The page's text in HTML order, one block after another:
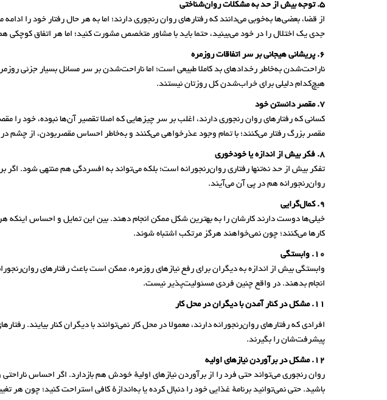
5. توجه بیش از حد به مشکلات روان‌شناختی
از قضا، بعضی‌ها به‌خوبی می‌دانند که رفتارهای روان رنجوری دارند؛ اما به هر حال رفتار خود را
جدی یک اختلال را در خود می‌بینید، حتما باید با مشاور متخصص مشورت کنید؛ اما هر اتفاق کوچکی
6. پریشانی هیجانی بر سر اتفاقات روزمره
ناراحت‌شدن به‌خاطر رخدادهای بد کاملا طبیعی است؛ اما ناراحت‌شدن بر سر مسائل بسیار جزئی
هیچ‌کدام دلیلی برای خراب‌شدن کل روزتان نیستند.
7. مقصر دانستن خود
کسانی که رفتارهای روان رنجوری دارند، اغلب بر سر چیزهایی که اصلا تقصیر آن‌ها نبوده، خود
مقصر بزرگ رفتار می‌کنند؛ با تمام وجود عذرخواهی می‌کنند و به‌خاطر احساس مقصربودن، از چشم‌
8. فکر بیش از اندازه یا خودخوری
تفکر بیش از حد نه‌تنها رفتاری روان‌رنجورانه است؛ بلکه می‌تواند به افسردگی هم منتهی شود. اگر
روان‌رنجورانه هم در پی آن می‌آیند.
9. کمال‌گرایی
خیلی‌ها دوست دارند کارشان را به بهترین شکل ممکن انجام دهند. بین این تمایل و احساس اینکه هر
کارها می‌کنند؛ چون نمی‌خواهند هرگز مرتکب اشتباه شوند.
10. وابستگی
وابستگی بیش از اندازه به دیگران برای رفع نیازهای روزمره، ممکن است باعث رفتارهای
انجام بدهند. در واقع چنین فردی مسئولیت‌پذیر نیست.
11. مشکل در کنار آمدن با دیگران در محل کار
افرادی که رفتارهای روان‌رنجورانه دارند، معمولا در محل کار نمی‌توانند با دیگران کنار بیایند.
پیشرفت‌شان را بگیرند.
12. مشکل در برآوردن نیازهای اولیه
روان رنجوری می‌تواند حتی فرد را از برآوردن نیازهای اولیهٔ خودش هم بازدارد. اگر احساس
باشید. حتی نمی‌توانید برنامهٔ غذایی خود را دنبال کرده یا به‌اندازهٔ کافی استراحت کنید؛ چون هر